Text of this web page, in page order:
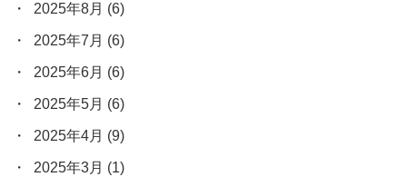
2025年8月 (6)
2025年7月 (6)
2025年6月 (6)
2025年5月 (6)
2025年4月 (9)
2025年3月 (1)